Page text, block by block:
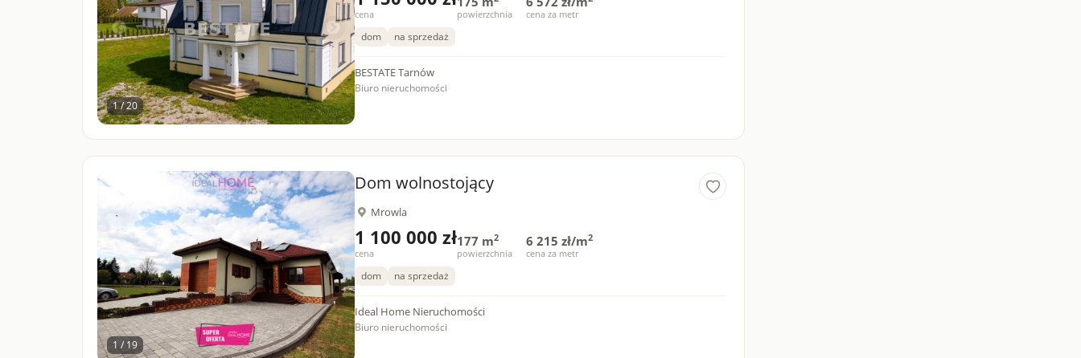
1 / 20
cena
powierzchnia
cena za metr
dom na sprzedaż
BESTATE Tarnów
Biuro nieruchomości
1 / 19
Dom wolnostojący
Mrowla
1 100 000 zł
cena
177 m2
powierzchnia
6 215 zł/m2
cena za metr
dom na sprzedaż
Ideal Home Nieruchomości
Biuro nieruchomości